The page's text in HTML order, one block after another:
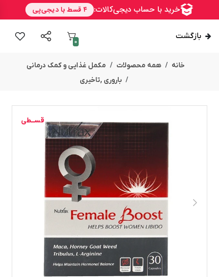
بازگشت
0
خانه همه محصولات
مکمل غذایی و کمک درمانی
باروری ,تاخیری
قســطی